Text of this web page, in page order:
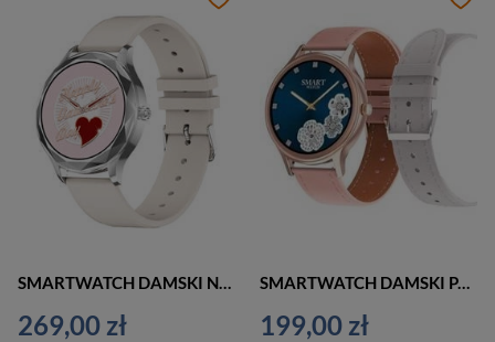
SMARTWATCH DAMSKI NA PASKU PACIFIC 27-3 - CIŚNIENIOMIERZ (sy022c)
269,00 zł
SMARTWATCH DAMSKI PACIFIC 18-6 - DWA PASKI: Różowy / Biały (sy015f)
199,00 zł